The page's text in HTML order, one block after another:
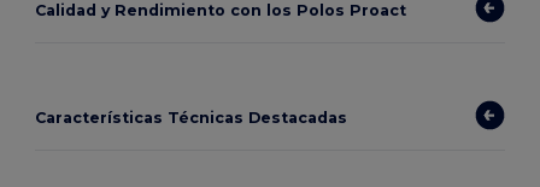
Calidad y Rendimiento con los Polos Proact
Características Técnicas Destacadas